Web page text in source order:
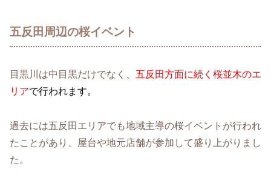
五反田周辺の桜イベント
目黒川は中目黒だけでなく、 五反田方面に続く桜並木のエ
リアで行われます。
過去には五反田エリアでも地域主導の桜イベントが行われ
たことがあり、屋台や地元店舗が参加して盛り上がりまし
た。